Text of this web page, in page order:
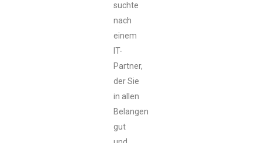
suchte
nach
einem
IT-
Partner,
der Sie
in allen
Belangen
gut